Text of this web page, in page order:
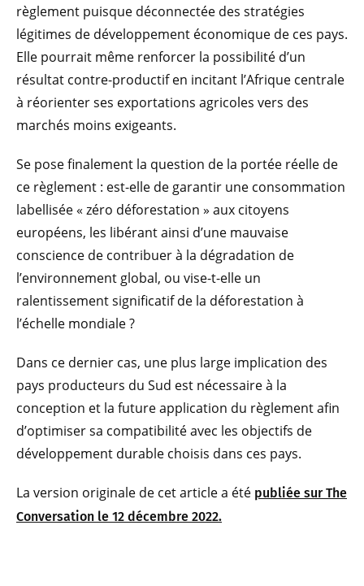
règlement puisque déconnectée des stratégies
légitimes de développement économique de ces pays.
Elle pourrait même renforcer la possibilité d’un
résultat contre-productif en incitant l’Afrique centrale
à réorienter ses exportations agricoles vers des
marchés moins exigeants.
Se pose finalement la question de la portée réelle de
ce règlement : est-elle de garantir une consommation
labellisée « zéro déforestation » aux citoyens
européens, les libérant ainsi d’une mauvaise
conscience de contribuer à la dégradation de
l’environnement global, ou vise-t-elle un
ralentissement significatif de la déforestation à
l’échelle mondiale ?
Dans ce dernier cas, une plus large implication des
pays producteurs du Sud est nécessaire à la
conception et la future application du règlement afin
d’optimiser sa compatibilité avec les objectifs de
développement durable choisis dans ces pays.
La version originale de cet article a été publiée sur The
Conversation le 12 décembre 2022.